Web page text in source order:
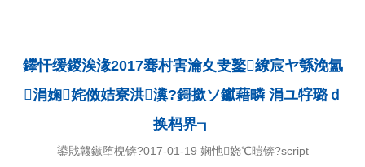
鑻忓缓鍐涘湪2017骞村害瀹夊叏鐜繚宸ヤ綔浼氳
涓婅姹傚姞寮洪瀵?鎶撳ソ钀藉疄 涓ユ牸璐ｄ
换杩界┒
鍙戝竷鏃堕棿锛?017-01-19 娴忚娆℃暟锛?script